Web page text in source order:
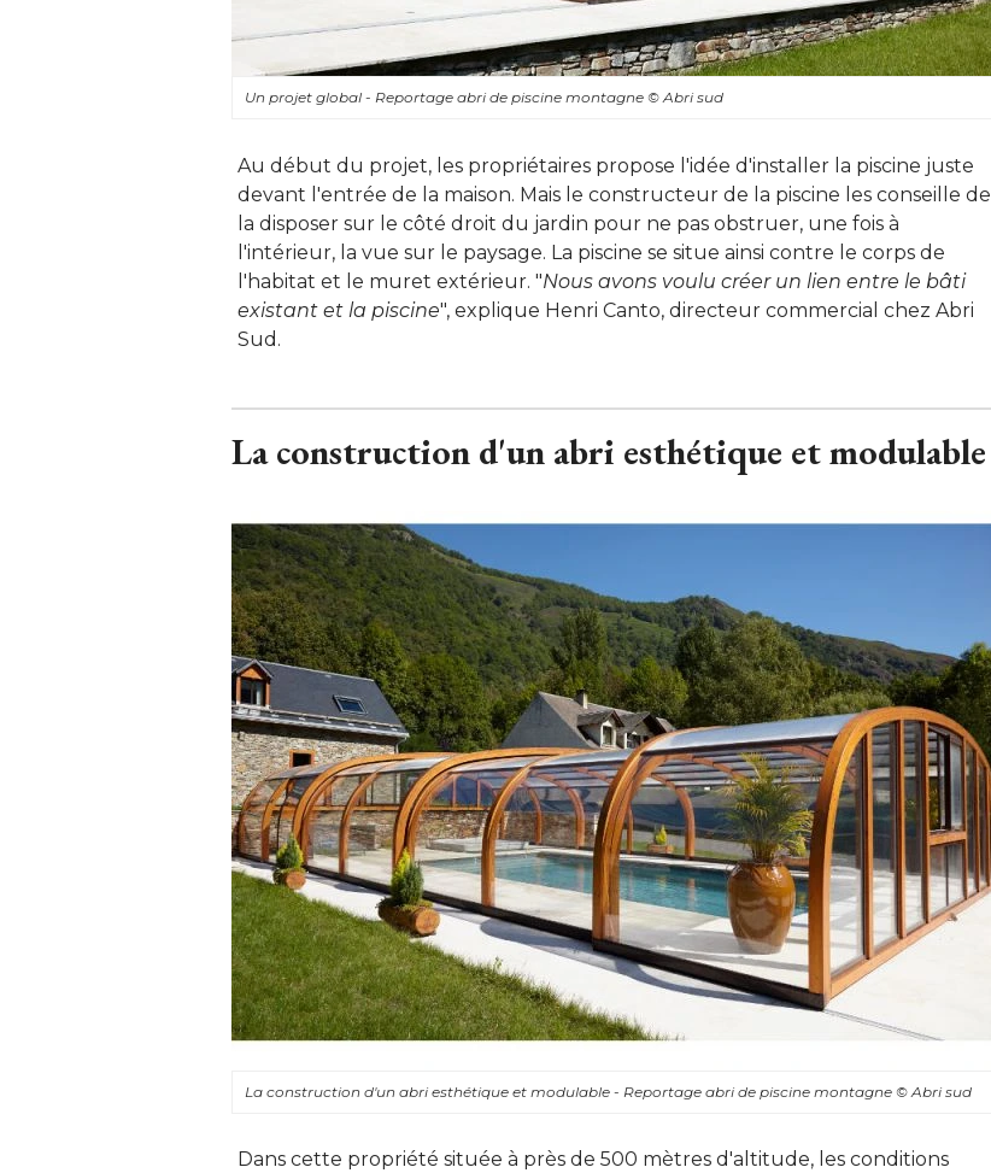
Un projet global - Reportage abri de piscine montagne© Abri sud
Au début du projet, les propriétaires propose l'idée d'installer la piscine juste
devant l'entrée de la maison. Mais le constructeur de la piscine les conseille de
la disposer sur le côté droit du jardin pour ne pas obstruer, une fois à
l'intérieur, la vue sur le paysage. La piscine se situe ainsi contre le corps de
l'habitat et le muret extérieur. "Nous avons voulu créer un lien entre le bâti
existant et la piscine", explique Henri Canto, directeur commercial chez Abri
Sud.
La construction d'un abri esthétique et modulable
La construction d'un abri esthétique et modulable - Reportage abri de piscine montagne© Abri sud
Dans cette propriété située à près de 500 mètres d'altitude, les conditions